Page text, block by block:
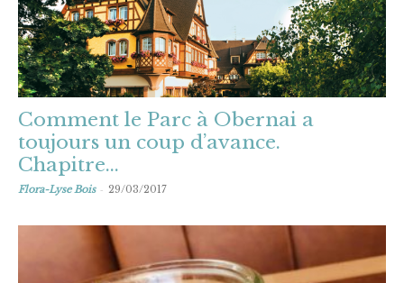
Comment le Parc à Obernai a
toujours un coup d’avance.
Chapitre...
Flora-Lyse Bois - 29/03/2017